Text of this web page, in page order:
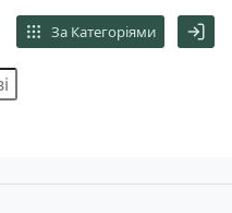
За Категоріями